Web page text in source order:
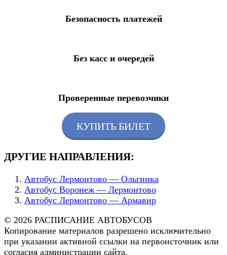
Безопасность платежей
Без касс и очередей
Проверенные перевозчики
КУПИТЬ БИЛЕТ
ДРУГИЕ НАПРАВЛЕНИЯ:
Автобус Лермонтово — Ольгинка
Автобус Воронеж — Лермонтово
Автобус Лермонтово — Армавир
© 2026 РАСПИСАНИЕ АВТОБУСОВ
Копирование материалов разрешено исключительно
при указании активной ссылки на первоисточник или
согласия администрации сайта.